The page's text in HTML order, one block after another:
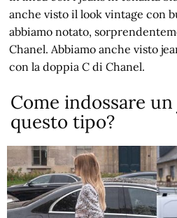
anche visto il look vintage con
abbiamo notato,
Chanel. Abbiamo anche visto
con la doppia C di Chanel.
Come indossare
questo tipo?